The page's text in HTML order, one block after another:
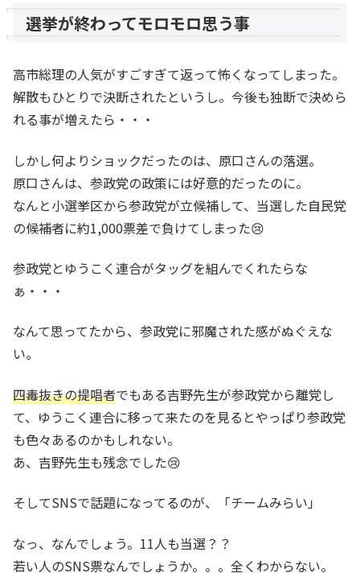
選挙が終わってモロモロ思う事
高市総理の人気がすごすぎて返って怖くなってしまった。
解散もひとりで決断されたというし。今後も独断で決めら
れる事が増えたら・・・
しかし何よりショックだったのは、原口さんの落選。
原口さんは、参政党の政策には好意的だったのに。
なんと小選挙区から参政党が立候補して、当選した自民党
の候補者に約1,000票差で負けてしまった😢
参政党とゆうこく連合がタッグを組んでくれたらな
ぁ・・・
なんて思ってたから、参政党に邪魔された感がぬぐえな
い。
四毒抜きの提唱者でもある吉野先生が参政党から離党し
て、ゆうこく連合に移って来たのを見るとやっぱり参政党
も色々あるのかもしれない。
あ、吉野先生も残念でした😢
そしてSNSで話題になってるのが、「チームみらい」
なっ、なんでしょう。11人も当選？？
若い人のSNS票なんでしょうか。。。全くわからない。